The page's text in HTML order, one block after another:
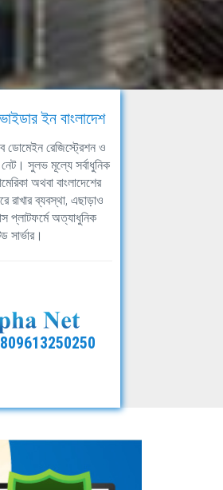
ইন বাংলাদেশ
ডোমেইন রেজিস্ট্রেশন ও
সুলভ মূল্যে সর্বাধুনিক
অথবা বাংলাদেশের
রাখার ব্যবস্থা, এছাড়াও
প্লাটফর্মে অত্যাধুনিক
সার্ভার।